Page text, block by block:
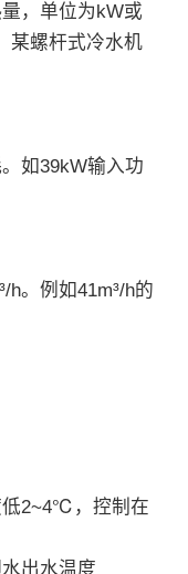
，单位为kW或
某螺杆式冷水机
如39kW输入功
h。例如41m³/h的
低2~4℃，控制在
出水温度